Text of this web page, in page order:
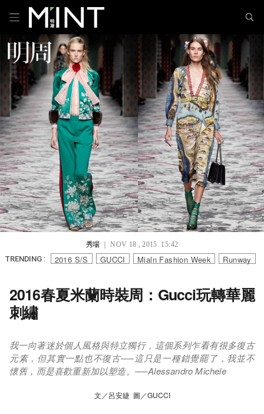
秀場｜ NOV 18 , 2015 15:42
TRENDING : 2016 S/S GUCCI Mialn Fashion Week Runway
2016春夏米蘭時裝周：Gucci玩轉華麗
刺繡
我一向著迷於個人風格與特立獨行，這個系列乍看有很多復古
元素，但其實一點也不復古──這只是一種錯覺罷了，我並不
懷舊，而是喜歡重新加以塑造。──Alessandro Michele
文／呂安緁 圖／GUCCI